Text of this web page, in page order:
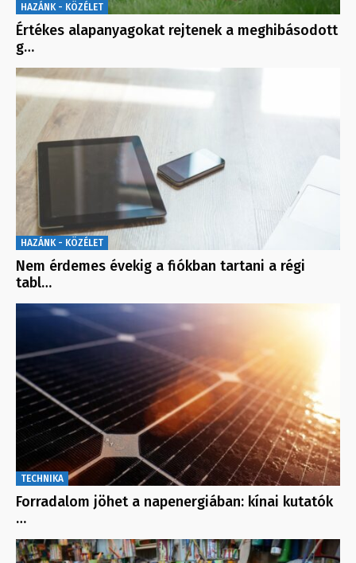
HAZÁNK - KÖZÉLET
Értékes alapanyagokat rejtenek a meghibásodott
g…
HAZÁNK - KÖZÉLET
Nem érdemes évekig a fiókban tartani a régi
tabl…
TECHNIKA
Forradalom jöhet a napenergiában: kínai kutatók
…